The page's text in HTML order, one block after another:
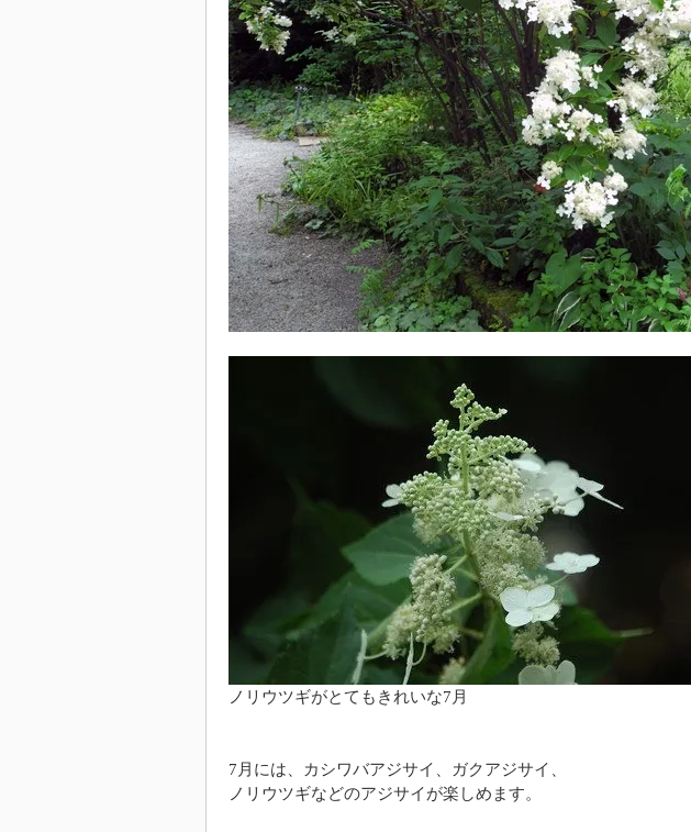
ノリウツギがとてもきれいな7月
7月には、カシワバアジサイ、ガクアジサイ、
ノリウツギなどのアジサイが楽しめます。